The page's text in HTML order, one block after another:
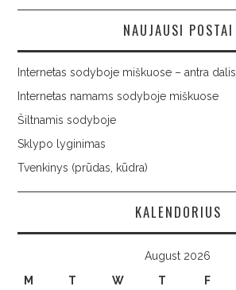
NAUJAUSI POSTAI
Internetas sodyboje miškuose – antra dalis
Internetas namams sodyboje miškuose
Šiltnamis sodyboje
Sklypo lyginimas
Tvenkinys (prūdas, kūdra)
KALENDORIUS
August 2026
M
T W T F